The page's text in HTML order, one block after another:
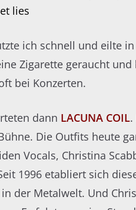
lies
ich schnell und eilte
Zigarette geraucht
bei Konzerten.
dann LACUNA COIL
Die Outfits heute
Vocals, Christina
1996 etabliert sich
der Metalwelt. Und